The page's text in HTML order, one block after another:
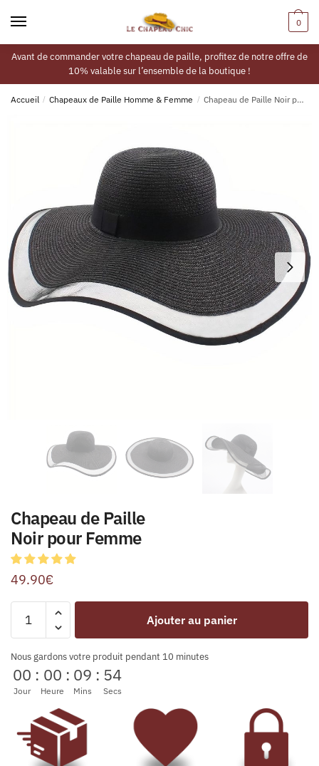
0
Avant de commander votre chapeau de paille, profitez de notre offre de
10% valable sur l’ensemble de la boutique !
Accueil / Chapeaux de Paille Homme & Femme / Chapeau de Paille Noir pour Femme
Chapeau de Paille
Noir pour Femme
49.90€
Ajouter au panier
Nous gardons votre produit pendant 10 minutes
00
Jour
: 00
Heure
: 09
Mins
: 54
Secs